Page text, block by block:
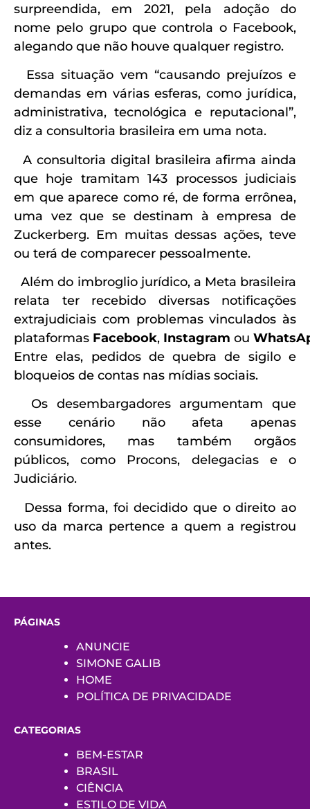
surpreendida, em 2021, pela adoção do
nome pelo grupo que controla o Facebook,
alegando que não houve qualquer registro.
Essa situação vem “causando prejuízos e
demandas em várias esferas, como jurídica,
administrativa, tecnológica e reputacional”,
diz a consultoria brasileira em uma nota.
A consultoria digital brasileira afirma ainda
que hoje tramitam 143 processos judiciais
em que aparece como ré, de forma errônea,
uma vez que se destinam à empresa de
Zuckerberg. Em muitas dessas ações, teve
ou terá de comparecer pessoalmente.
Além do imbroglio jurídico, a Meta brasileira
relata ter recebido diversas notificações
extrajudiciais com problemas vinculados às
plataformas Facebook, Instagram ou
Entre elas, pedidos de quebra de sigilo e
bloqueios de contas nas mídias sociais.
Os desembargadores argumentam que
esse cenário não afeta apenas
consumidores, mas também orgãos
públicos, como Procons, delegacias e o
Judiciário.
Dessa forma, foi decidido que o direito ao
uso da marca pertence a quem a registrou
antes.
PÁGINAS
ANUNCIE
SIMONE GALIB
HOME
POLÍTICA DE PRIVACIDADE
CATEGORIAS
BEM-ESTAR
BRASIL
CIÊNCIA
ESTILO DE VIDA